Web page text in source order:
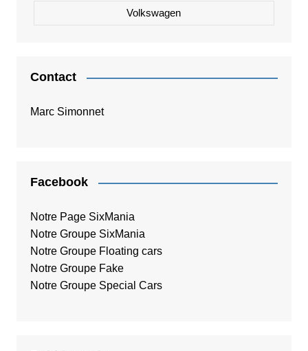
Volkswagen
Contact
Marc Simonnet
Facebook
Notre Page SixMania
Notre Groupe SixMania
Notre Groupe Floating cars
Notre Groupe Fake
Notre Groupe Special Cars